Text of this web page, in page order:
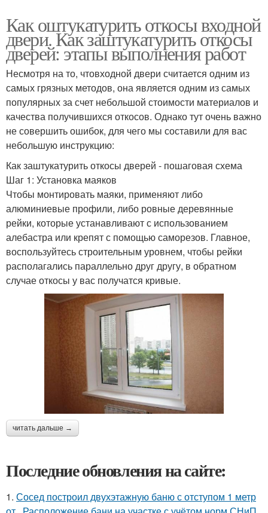
Как оштукатурить откосы входной
двери. Как заштукатурить откосы
дверей: этапы выполнения работ
Несмотря на то, чтовходной двери считается одним из
самых грязных методов, она является одним из самых
популярных за счет небольшой стоимости материалов и
качества получившихся откосов. Однако тут очень важно
не совершить ошибок, для чего мы составили для вас
небольшую инструкцию:
Как заштукатурить откосы дверей - пошаговая схема
Шаг 1: Установка маяков
Чтобы монтировать маяки, применяют либо
алюминиевые профили, либо ровные деревянные
рейки, которые устанавливают с использованием
алебастра или крепят с помощью саморезов. Главное,
воспользуйтесь строительным уровнем, чтобы рейки
располагались параллельно друг другу, в обратном
случае откосы у вас получатся кривые.
читать дальше →
Последние обновления на сайте:
1. Сосед построил двухэтажную баню с отступом 1 метр